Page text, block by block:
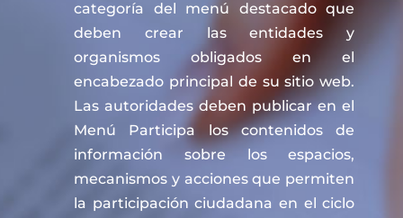
categoría del menú destacado que
deben crear las entidades y
organismos obligados en el
encabezado principal de su sitio web.
Las autoridades deben publicar en el
Menú Participa los contenidos de
información sobre los espacios,
mecanismos y acciones que permiten
la participación ciudadana en el ciclo